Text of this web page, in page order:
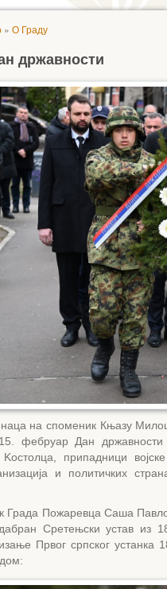
» О Граду
државности
на споменик Књазу
фебруар Дан
припадници
и политичких
Града Пожаревца Саша
Сретењски устав из
Првог српског